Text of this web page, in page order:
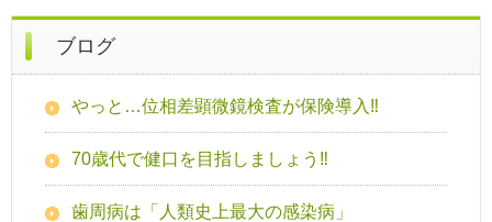
ブログ
やっと…位相差顕微鏡検査が保険導入‼
70歳代で健口を目指しましょう‼
歯周病は「人類史上最大の感染病」